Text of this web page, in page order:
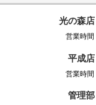
光の森店
営業時間
平成店
営業時
管理部